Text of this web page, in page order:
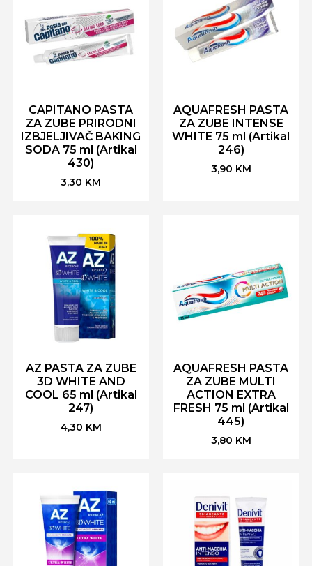
CAPITANO PASTA
ZA ZUBE PRIRODNI
IZBJELJIVAČ BAKING
SODA 75 ml (Artikal
430)
3,30 KM
AQUAFRESH PASTA
ZA ZUBE INTENSE
WHITE 75 ml (Artikal
246)
3,90 KM
AZ PASTA ZA ZUBE
3D WHITE AND
COOL 65 ml (Artikal
247)
4,30 KM
AQUAFRESH PASTA
ZA ZUBE MULTI
ACTION EXTRA
FRESH 75 ml (Artikal
445)
3,80 KM